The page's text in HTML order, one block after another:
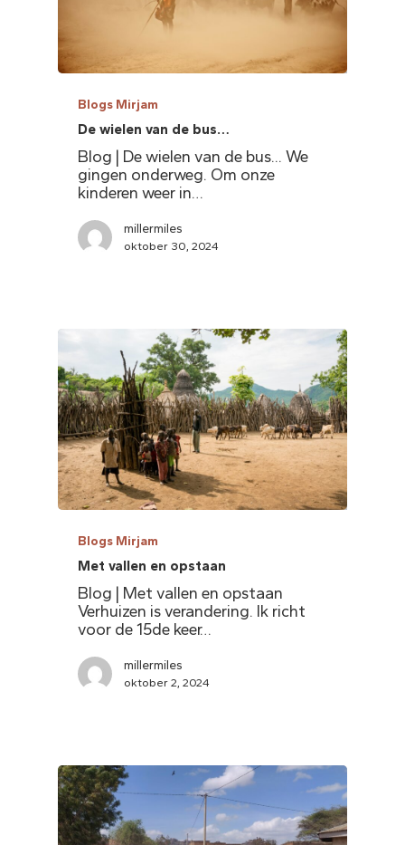
Blogs Mirjam
De wielen van de bus…
Blog | De wielen van de bus... We
gingen onderweg. Om onze
kinderen weer in…
millermiles
oktober 30, 2024
Blogs Mirjam
Met vallen en opstaan
Blog | Met vallen en opstaan
Verhuizen is verandering. Ik richt
voor de 15de keer…
millermiles
oktober 2, 2024